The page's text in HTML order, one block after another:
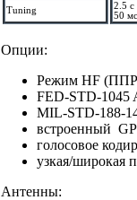
Tuning
2.5 с
50
Опции:
Режим HF
FED-STD-
MIL-STD-188-
встроенный
голосовое
узкая/широкая
Антенны: